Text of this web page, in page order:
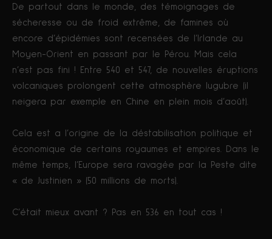
De partout dans le monde, des témoignages de
sécheresse ou de froid extrême, de famines où
encore d’épidémies sont recensées de l’Irlande au
Moyen-Orient en passant par le Pérou. Mais cela
n’est pas fini ! Entre 540 et 547, de nouvelles éruptions
volcaniques prolongent cette atmosphère lugubre (il
neigera par exemple en Chine en plein mois d’août).
Cela est a l’origine de la déstabilisation politique et
économique de certains royaumes et empires. Dans le
même temps, l’Europe sera ravagée par la Peste dite
« de Justinien » (50 millions de morts).
C’était mieux avant ? Pas en 536 en tout cas !